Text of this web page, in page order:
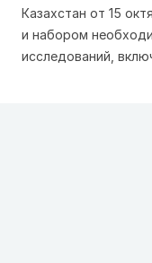
Казахстан от 15
и набором
исследований,